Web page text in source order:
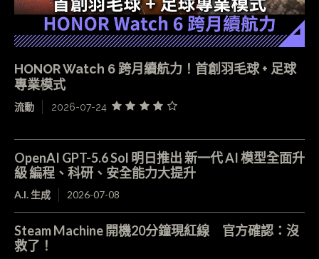
HONOR Watch 6 跨月續航力！首創羽毛球 + 足球
專業模式
流動 2026-07-24
OpenAI GPT-5.6 Sol 明日推出 新一代 AI 模型全面升
級 編程、科研、安全能力大提升
A.I. 生成 2026-07-08
Steam Machine 開機20分鐘現紅線 官方確認：沒
救了！